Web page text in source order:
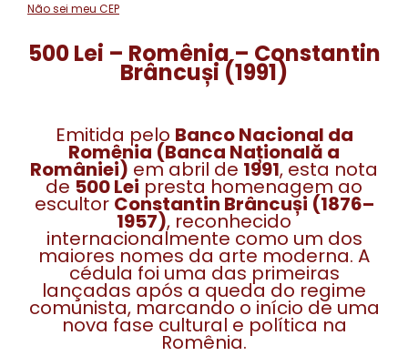
Não sei meu CEP
500 Lei – Romênia – Constantin
Brâncuși (1991)
Emitida pelo Banco Nacional da
Romênia (Banca Națională a
României) em abril de 1991, esta nota
de 500 Lei presta homenagem ao
escultor Constantin Brâncuși (1876–
1957), reconhecido
internacionalmente como um dos
maiores nomes da arte moderna. A
cédula foi uma das primeiras
lançadas após a queda do regime
comunista, marcando o início de uma
nova fase cultural e política na
Romênia.